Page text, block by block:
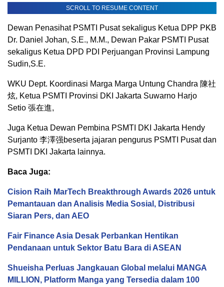
SCROLL TO RESUME CONTENT
Dewan Penasihat PSMTI Pusat sekaligus Ketua DPP PKB
Dr. Daniel Johan, S.E., M.M., Dewan Pakar PSMTI Pusat
sekaligus Ketua DPD PDI Perjuangan Provinsi Lampung
Sudin,S.E.
WKU Dept. Koordinasi Marga Marga Untung Chandra 陳社
炫, Ketua PSMTI Provinsi DKI Jakarta Suwarno Harjo
Setio 張在進,
Juga Ketua Dewan Pembina PSMTI DKI Jakarta Hendy
Surjanto 李澤强beserta jajaran pengurus PSMTI Pusat dan
PSMTI DKI Jakarta lainnya.
Baca Juga:
Cision Raih MarTech Breakthrough Awards 2026 untuk
Pemantauan dan Analisis Media Sosial, Distribusi
Siaran Pers, dan AEO
Fair Finance Asia Desak Perbankan Hentikan
Pendanaan untuk Sektor Batu Bara di ASEAN
Shueisha Perluas Jangkauan Global melalui MANGA
MILLION, Platform Manga yang Tersedia dalam 100